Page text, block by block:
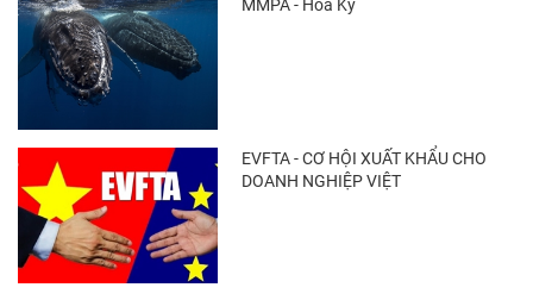
Thông báo 407/TB-VPCP: Tập trung cao độ,
MMPA - Hoa Kỳ
EVFTA - CƠ HỘI XUẤT KHẨU CHO
DOANH NGHIỆP VIỆT